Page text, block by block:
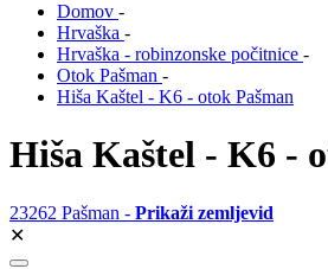
Domov -
Hrvaška -
Hrvaška - robinzonske počitnice -
Otok Pašman -
Hiša Kaštel - K6 - otok Pašman
Hiša Kaštel - K6 -
23262 Pašman - Prikaži zemljevid
✕